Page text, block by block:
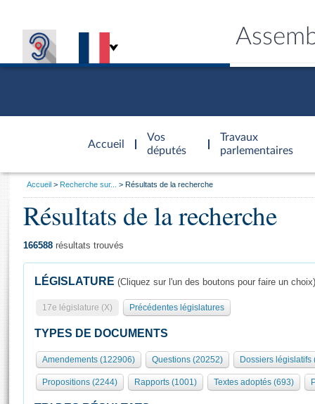
Accueil
d'accueil
Vos
députés
Travaux
parlementaires
Présidence
577 députés
Groupes politiques
Séance publique
Commissions et autres organes
Europe et International
Général
Rôle et pouvoirs de l'Assemblée
Organisation de l'Assemblée
Présidence Conférence des Présidents Bureau Collège des
Visiter l'Assemblée
Visite virtuelle du palais Bourbon
Assister à une séance
Vous
Accueil Recherche sur... Résultats de la recherche
Résultats de la recherche
166588 résultats trouvés
LÉGISLATURE (Cliquez sur l'un des boutons pour faire un choix)
17e législature (X) Précédentes législatures
TYPES DE DOCUMENTS
Amendements (122906) Questions (20252) Dossiers législatifs
Propositions (2244) Rapports (1001) Textes adoptés (693)